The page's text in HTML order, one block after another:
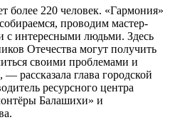
более 220 человек. «Гармония»
проводим мастер-
с интересными людьми. Здесь
Отечества могут получить
своими проблемами и
рассказала глава городской
ресурсного центра
Балашихи» и